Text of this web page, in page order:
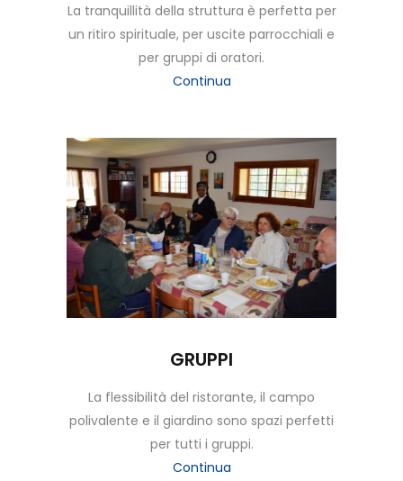
La tranquillità della struttura è perfetta per
un ritiro spirituale, per uscite parrocchiali e
per gruppi di oratori.
Continua
GRUPPI
La flessibilità del ristorante, il campo
polivalente e il giardino sono spazi perfetti
per tutti i gruppi.
Continua